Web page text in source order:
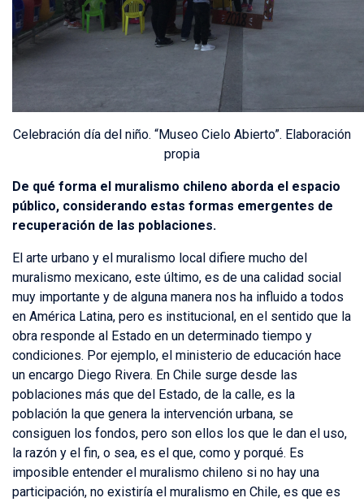
Celebración día del niño. “Museo Cielo Abierto”. Elaboración
propia
De qué forma el muralismo chileno aborda el espacio
público, considerando estas formas emergentes de
recuperación de las poblaciones.
El arte urbano y el muralismo local difiere mucho del
muralismo mexicano, este último, es de una calidad social
muy importante y de alguna manera nos ha influido a todos
en América Latina, pero es institucional, en el sentido que la
obra responde al Estado en un determinado tiempo y
condiciones. Por ejemplo, el ministerio de educación hace
un encargo Diego Rivera. En Chile surge desde las
poblaciones más que del Estado, de la calle, es la
población la que genera la intervención urbana, se
consiguen los fondos, pero son ellos los que le dan el uso,
la razón y el fin, o sea, es el que, como y porqué. Es
imposible entender el muralismo chileno si no hay una
participación, no existiría el muralismo en Chile, es que es